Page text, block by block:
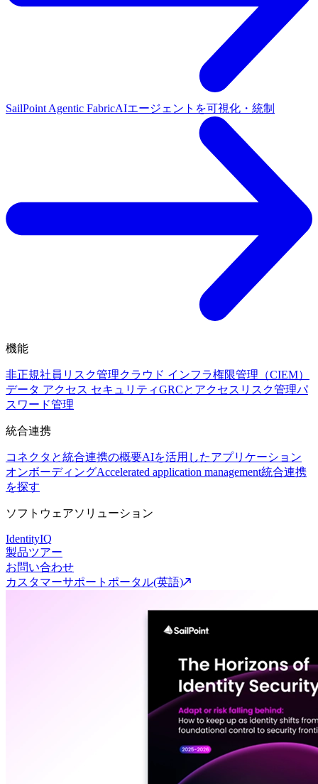
SailPoint Agentic FabricAIエージェントを可視化・統制
機能
非正規社員リスク管理クラウド インフラ権限管理（CIEM）
データ アクセス セキュリティGRCとアクセスリスク管理パ
スワード管理
統合連携
コネクタと統合連携の概要AIを活用したアプリケーション
オンボーディングAccelerated application management統合連携
を探す
ソフトウェアソリューション
IdentityIQ
製品ツアー
お問い合わせ
カスタマーサポートポータル(英語)